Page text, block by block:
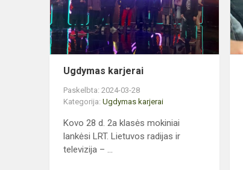
Ugdymas karjerai
Paskelbta: 2024-03-28
Kategorija: Ugdymas karjerai
Kovo 28 d. 2a klasės mokiniai
lankėsi LRT. Lietuvos radijas ir
televizija – ...